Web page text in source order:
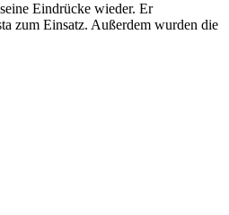
Eindrücke wieder. Er
zum Einsatz. Außerdem wurden die